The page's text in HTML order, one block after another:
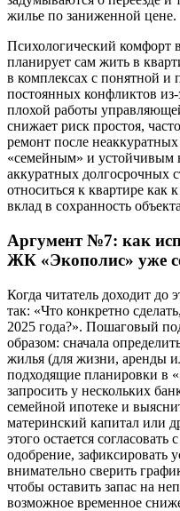
жилье по заниженной цене.
Психологический комфорт
планирует сам жить в
в комплексах с понятной и
постоянных конфликтов
плохой работы
снижает риск простоя,
ремонт после
«семейным» и устойчивым
аккуратных долгосрочных
относиться к квартире как
вклад в сохранность
Аргумент №7: как
ЖК «Экополис» уже
Когда читатель доходит до
так: «Что конкретно
2025 года?». Пошаговый
образом: сначала
жилья (для жизни, аренды
подходящие планировки в
запросить у нескольких
семейной ипотеке и
материнский капитал или
этого остается
одобрение, зафиксировать
внимательно сверить
чтобы оставить запас на
возможное временное